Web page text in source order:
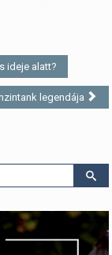
ideje alatt?
legendája